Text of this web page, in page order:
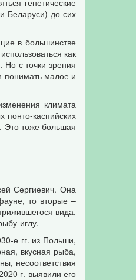
генетические
Беларуси) до сих
в большинстве
как
Но с точки зрения
понимать малое и
климата
каспийских
Это тоже большая
Сергиевич. Она
то вторые –
вида,
иглу.
е гг. из Польши,
вкусная рыба,
несоответствия
г. выявили его